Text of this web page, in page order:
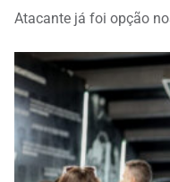
Atacante já foi opção